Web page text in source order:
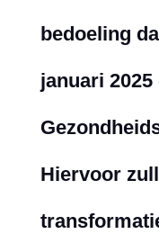
bedoeling
januari 2025
Hiervoor